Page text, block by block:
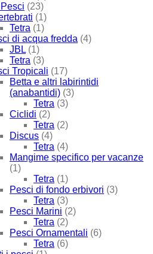
(23)
(1)
Tetra (1)
di acqua fredda (4)
JBL (1)
Tetra (3)
Tropicali (17)
Betta e altri labirintidi
(anabantidi) (3)
Tetra (3)
Ciclidi (2)
Tetra (2)
Discus (4)
Tetra (4)
Mangime specifico per vacanze
(1)
Tetra (1)
Pesci di fondo erbivori (3)
Tetra (3)
Pesci Marini (2)
Tetra (2)
Pesci Ornamentali (6)
Tetra (6)